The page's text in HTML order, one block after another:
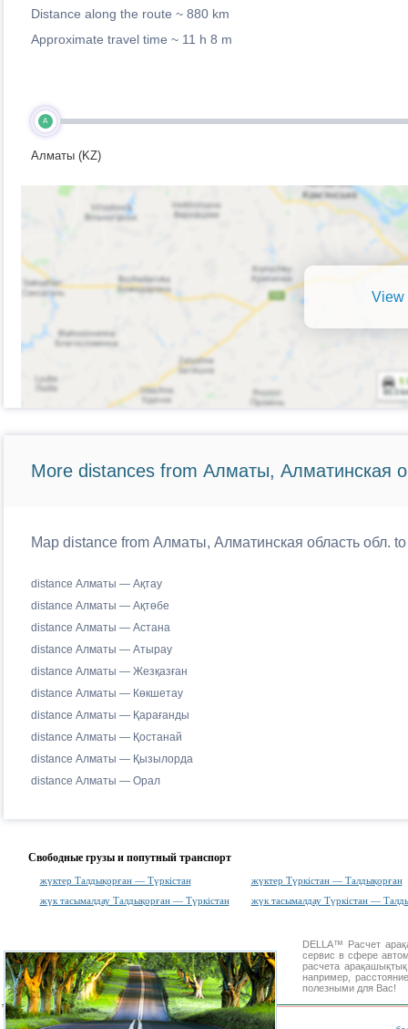
Distance along the route ~ 880 km
Approximate travel time ~ 11 h 8 m
A
Алматы (KZ)
View
More distances from Алматы, Алматинская
Map distance from Алматы, Алматинская область обл.
distance Алматы — Ақтау
distance Алматы — Ақтөбе
distance Алматы — Астана
distance Алматы — Атырау
distance Алматы — Жезқазған
distance Алматы — Көкшетау
distance Алматы — Қарағанды
distance Алматы — Қостанай
distance Алматы — Қызылорда
distance Алматы — Орал
Свободные грузы и попутный транспорт
жүктер Талдықорған — Түркістан
жүктер Түркістан — Талдықорған
жүк тасымалдау Талдықорған — Түркістан
жүк тасымалдау Түркістан —
DELLA™ Расчет
сервис в сфере
расчета
например,
полезными для Вас!